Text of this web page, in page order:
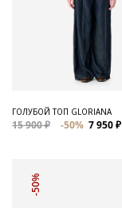
ГОЛУБОЙ ТОП GLORIANA
15 900 ₽ -50% 7 950 ₽
-50%